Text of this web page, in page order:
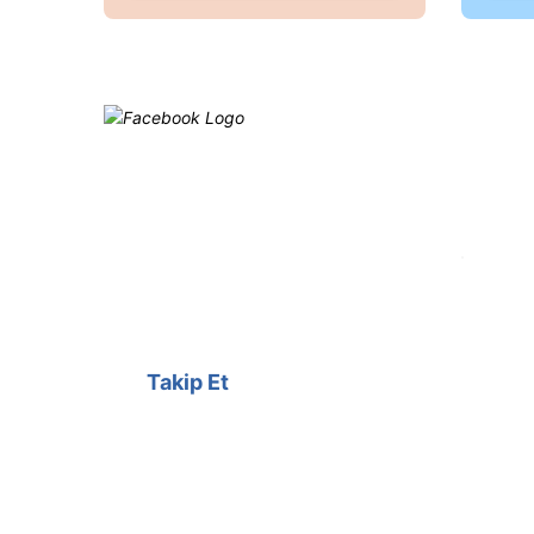
Ürün bilgilerinde hatalar bulunuyor.
Takip Et